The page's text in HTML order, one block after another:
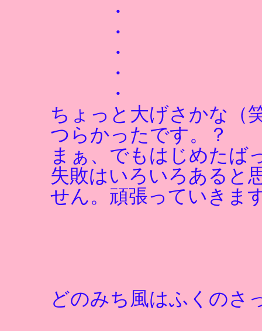
・
・
・
・
・
ちょっと大げさかな（
つらかったです。？
まぁ、でもはじめたば
失敗はいろいろあると
せん。頑張っていきま
どのみち風はふくのさ